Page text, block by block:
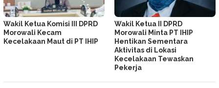
Wakil Ketua Komisi III DPRD
Morowali Kecam
Kecelakaan Maut di PT IHIP
Wakil Ketua II DPRD
Morowali Minta PT IHIP
Hentikan Sementara
Aktivitas di Lokasi
Kecelakaan Tewaskan
Pekerja